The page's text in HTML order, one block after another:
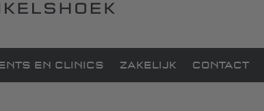
EN CLINICS ZAKELIJK CONTACT